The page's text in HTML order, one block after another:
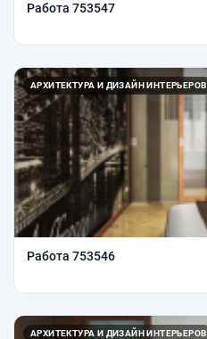
Работа 753547
АРХИТЕКТУРА И ДИЗАЙН ИНТЕРЬЕРОВ
Работа 753546
АРХИТЕКТУРА И ДИЗАЙН ИНТЕРЬЕРОВ